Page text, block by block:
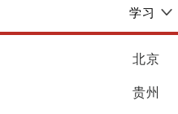
学习
北京
贵州